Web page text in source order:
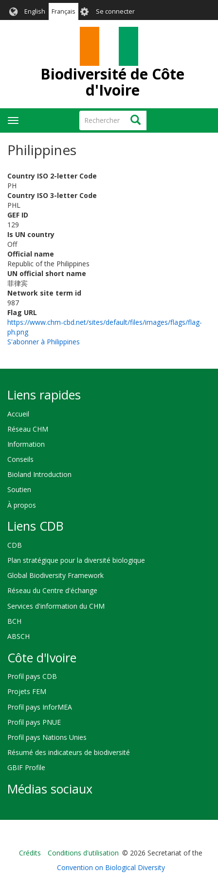
English Français User
account
Se connecter
Biodiversité de Côte
d'Ivoire
Rechercher Rechercher
Toggle
navigation
Philippines
Country ISO 2-letter Code
PH
Country ISO 3-letter Code
PHL
GEF ID
129
Is UN country
Off
Official name
Republic of the Philippines
UN official short name
菲律宾
Network site term id
987
Flag URL
https://www.chm-cbd.net/sites/default/files/images/flags/flag-
ph.png
S'abonner à Philippines
Liens rapides
Accueil
Réseau CHM
Information
Conseils
Bioland Introduction
Soutien
À propos
Liens CDB
CDB
Plan stratégique pour la diversité biologique
Global Biodiversity Framework
Réseau du Centre d'échange
Services d'information du CHM
BCH
ABSCH
Côte d'Ivoire
Profil pays CDB
Projets FEM
Profil pays InforMEA
Profil pays PNUE
Profil pays Nations Unies
Résumé des indicateurs de biodiversité
GBIF Profile
Médias sociaux
Bioland
-
Crédits Conditions d'utilisation © 2026 Secretariat of the
Convention on Biological Diversity